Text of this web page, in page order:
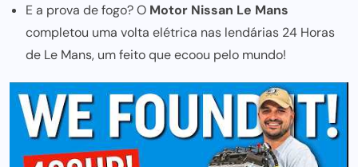
E a prova de fogo? O Motor Nissan Le Mans
completou uma volta elétrica nas lendárias 24 Horas
de Le Mans, um feito que ecoou pelo mundo!